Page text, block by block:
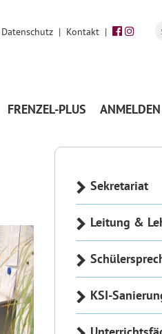
Datenschutz | Kontakt |
FRENZEL-PLUS ANMELDEN
Sekretariat
Leitung &
KSI-